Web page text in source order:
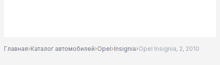
Главная›Каталог автомобилей›Opel›Insignia›Opel Insignia, 2, 2010